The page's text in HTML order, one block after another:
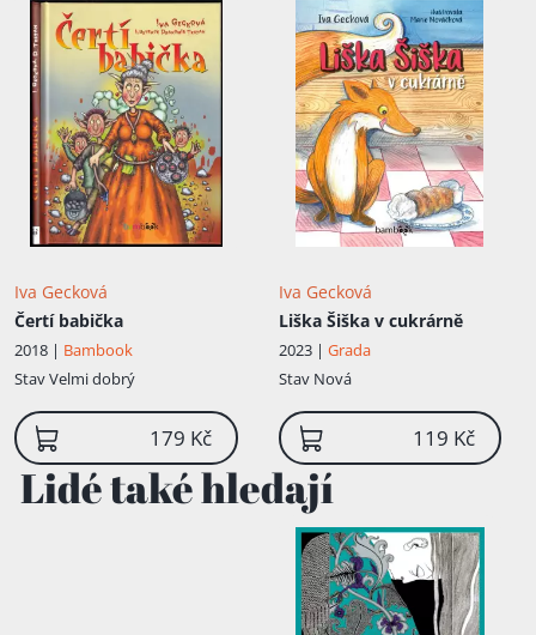
Iva Gecková
Čertí babička
2018 | Bambook
StavVelmi dobrý
179 Kč
Iva Gecková
Liška Šiška v cukrárně
2023 | Grada
Stav Nová
119 Kč
Lidé také hledají